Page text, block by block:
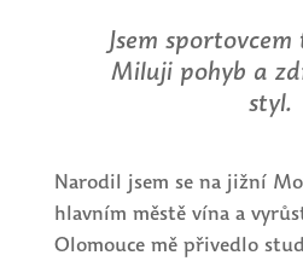
Jsem
Miluji pohyb a
styl.
Narodil jsem se na jižní
hlavním městě vína a
Olomouce mě přivedlo